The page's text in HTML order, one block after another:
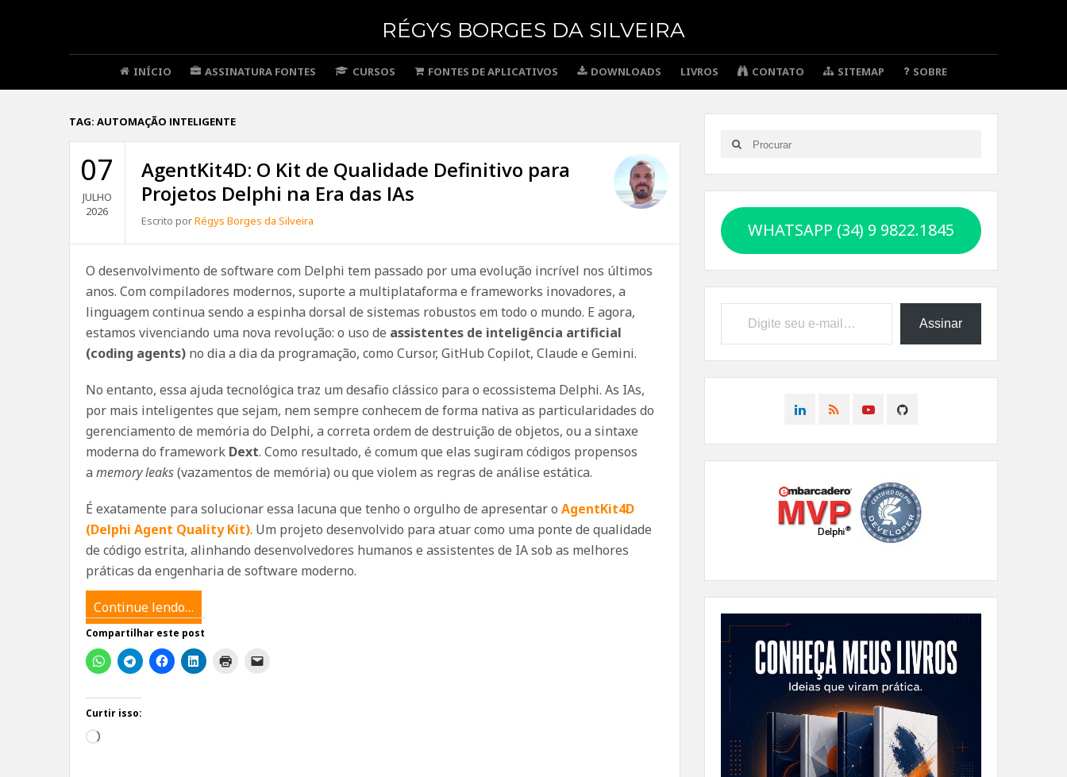
RÉGYS BORGES DA SILVEIRA
INÍCIO ASSINATURA FONTES CURSOS FONTES DE APLICATIVOS DOWNLOADS LIVROS CONTATO SITEMAP SOBRE
TAG: AUTOMAÇÃO INTELIGENTE
07
JULHO
2026
AgentKit4D: O Kit de Qualidade Definitivo para
Projetos Delphi na Era das IAs
Escrito porRégys Borges da Silveira
O desenvolvimento de software com Delphi tem passado por uma evolução incrível nos últimos
anos. Com compiladores modernos, suporte a multiplataforma e frameworks inovadores, a
linguagem continua sendo a espinha dorsal de sistemas robustos em todo o mundo. E agora,
estamos vivenciando uma nova revolução: o uso de assistentes de inteligência artificial
(coding agents) no dia a dia da programação, como Cursor, GitHub Copilot, Claude e Gemini.
No entanto, essa ajuda tecnológica traz um desafio clássico para o ecossistema Delphi. As IAs,
por mais inteligentes que sejam, nem sempre conhecem de forma nativa as particularidades do
gerenciamento de memória do Delphi, a correta ordem de destruição de objetos, ou a sintaxe
moderna do framework Dext. Como resultado, é comum que elas sugiram códigos propensos
a memory leaks(vazamentos de memória) ou que violem as regras de análise estática.
É exatamente para solucionar essa lacuna que tenho o orgulho de apresentar o AgentKit4D
(Delphi Agent Quality Kit). Um projeto desenvolvido para atuar como uma ponte de qualidade
de código estrita, alinhando desenvolvedores humanos e assistentes de IA sob as melhores
práticas da engenharia de software moderno.
Continue lendo…
Compartilhar este post
Curtir isso:
Carregando...
Search
for:
Search
WHATSAPP (34) 9 9822.1845
Digite seu e-mail…
Assinar
CONNECT
LINKEDIN
CONNECT
RSS
CONNECT
YOUTUBEGITHUB